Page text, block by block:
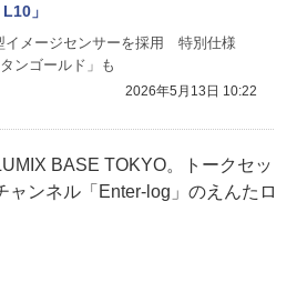
」
イメージセンサーを採用 特別仕様
タンゴールド」も
2026年5月13日 10:22
BASE TOKYO。トークセッ
ャンネル「Enter-log」のえんたロ